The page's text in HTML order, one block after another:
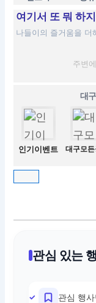
여기서 또 뭐 하
나들이의 즐거움을 더
주변
대
인기이벤트 대구모
관심 있는
관심 행